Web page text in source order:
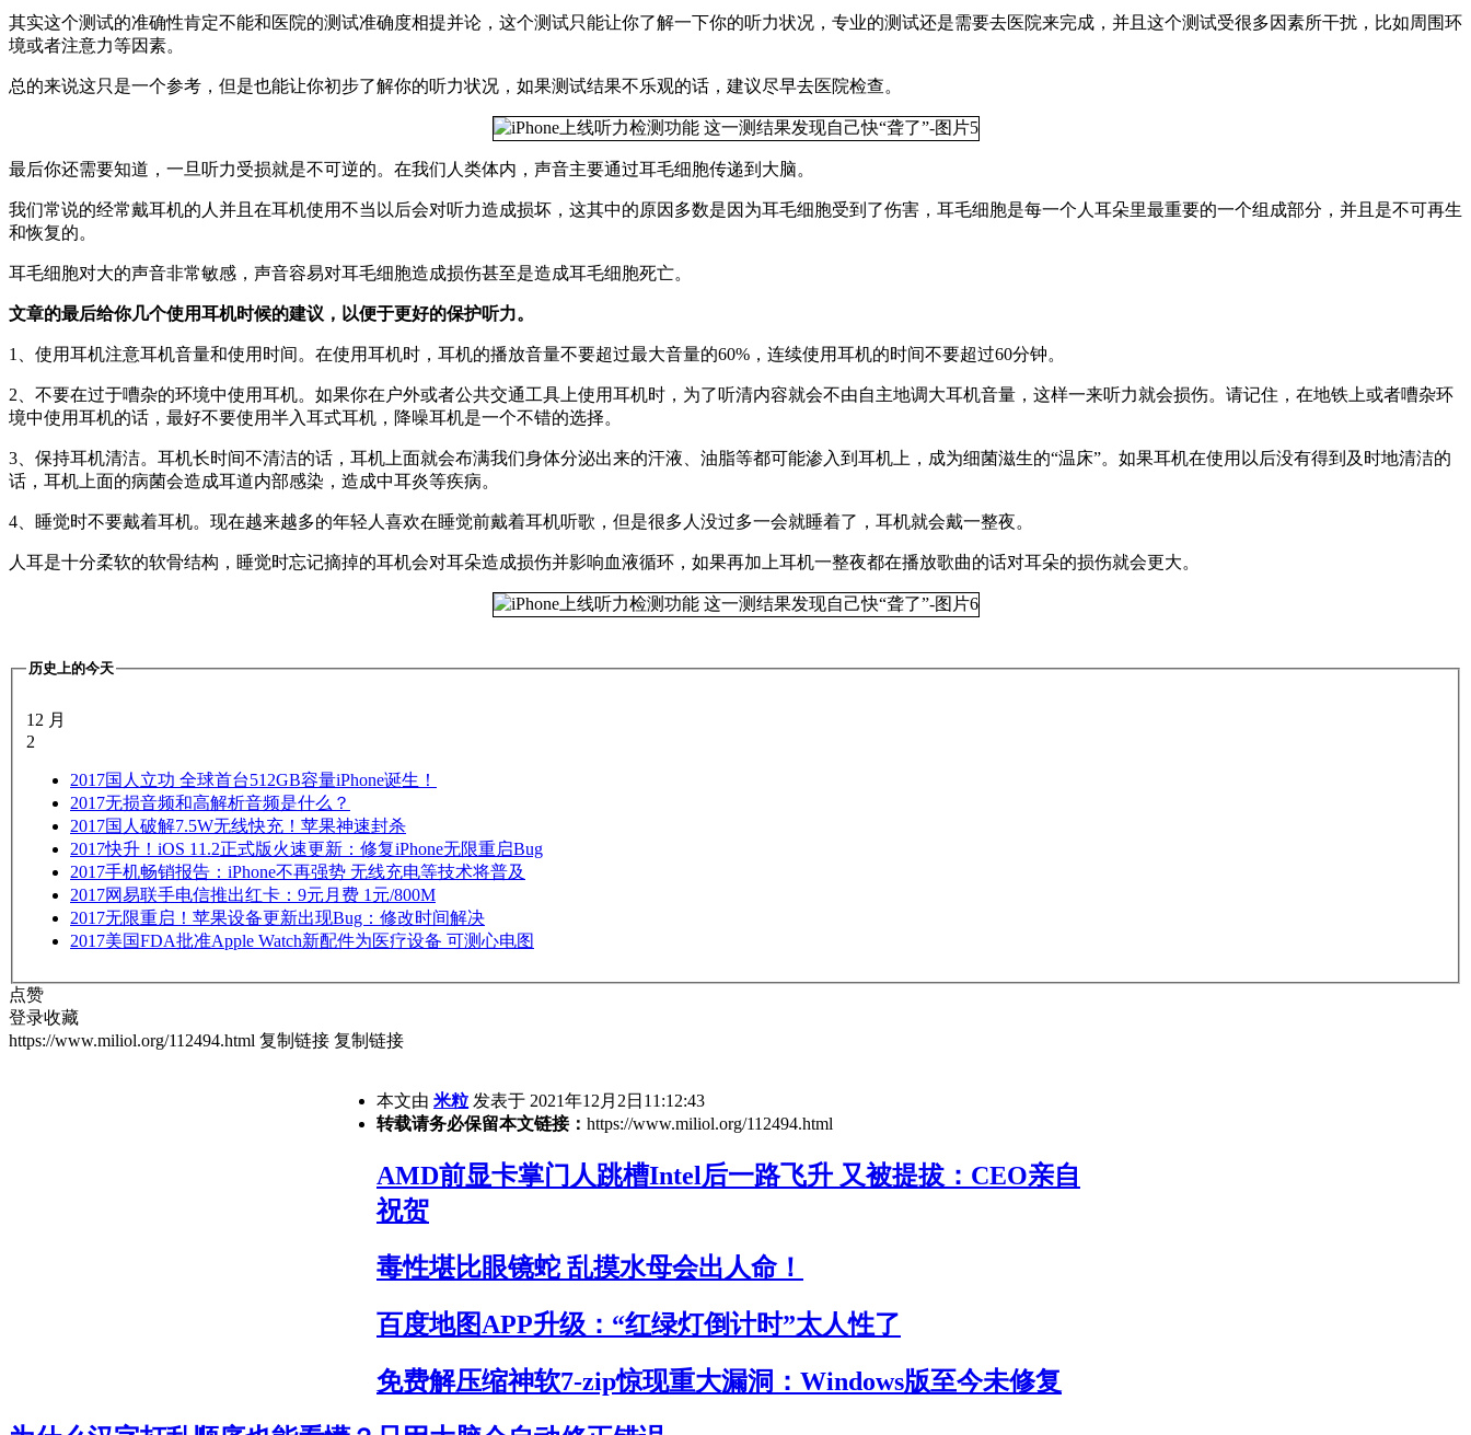
其实这个测试的准确性肯定不能和医院的测试准确度相提并论，这个测试只能让你了解一下你的听力状况，专业的测试还是需要去医院来完成，并且这个测试受很多因素所干扰，比如周围环
境或者注意力等因素。
总的来说这只是一个参考，但是也能让你初步了解你的听力状况，如果测试结果不乐观的话，建议尽早去医院检查。
最后你还需要知道，一旦听力受损就是不可逆的。在我们人类体内，声音主要通过耳毛细胞传递到大脑。
我们常说的经常戴耳机的人并且在耳机使用不当以后会对听力造成损坏，这其中的原因多数是因为耳毛细胞受到了伤害，耳毛细胞是每一个人耳朵里最重要的一个组成部分，并且是不可再生
和恢复的。
耳毛细胞对大的声音非常敏感，声音容易对耳毛细胞造成损伤甚至是造成耳毛细胞死亡。
文章的最后给你几个使用耳机时候的建议，以便于更好的保护听力。
1、使用耳机注意耳机音量和使用时间。在使用耳机时，耳机的播放音量不要超过最大音量的60%，连续使用耳机的时间不要超过60分钟。
2、不要在过于嘈杂的环境中使用耳机。如果你在户外或者公共交通工具上使用耳机时，为了听清内容就会不由自主地调大耳机音量，这样一来听力就会损伤。请记住，在地铁上或者嘈杂环
境中使用耳机的话，最好不要使用半入耳式耳机，降噪耳机是一个不错的选择。
3、保持耳机清洁。耳机长时间不清洁的话，耳机上面就会布满我们身体分泌出来的汗液、油脂等都可能渗入到耳机上，成为细菌滋生的“温床”。如果耳机在使用以后没有得到及时地清洁的
话，耳机上面的病菌会造成耳道内部感染，造成中耳炎等疾病。
4、睡觉时不要戴着耳机。现在越来越多的年轻人喜欢在睡觉前戴着耳机听歌，但是很多人没过多一会就睡着了，耳机就会戴一整夜。
人耳是十分柔软的软骨结构，睡觉时忘记摘掉的耳机会对耳朵造成损伤并影响血液循环，如果再加上耳机一整夜都在播放歌曲的话对耳朵的损伤就会更大。
历史上的今天
12 月
2
2017国人立功 全球首台512GB容量iPhone诞生！
2017无损音频和高解析音频是什么？
2017国人破解7.5W无线快充！苹果神速封杀
2017快升！iOS 11.2正式版火速更新：修复iPhone无限重启Bug
2017手机畅销报告：iPhone不再强势 无线充电等技术将普及
2017网易联手电信推出红卡：9元月费 1元/800M
2017无限重启！苹果设备更新出现Bug：修改时间解决
2017美国FDA批准Apple Watch新配件为医疗设备 可测心电图
点赞
登录收藏
https://www.miliol.org/112494.html 复制链接 复制链接
本文由 米粒 发表于 2021年12月2日11:12:43
转载请务必保留本文链接： https://www.miliol.org/112494.html
AMD前显卡掌门人跳槽Intel后一路飞升 又被提拔：CEO亲自
祝贺
毒性堪比眼镜蛇 乱摸水母会出人命！
百度地图APP升级：“红绿灯倒计时”太人性了
免费解压缩神软7-zip惊现重大漏洞：Windows版至今未修复